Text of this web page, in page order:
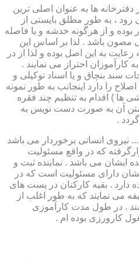
دفترخانه ها به عنوان اصلی ترین
، به طور مطلق بایستی از
و از هرگونه خدشه و یا فاصله
مصون باشد . لذا بر اساس این
به این اصل بوده و لذا از در
کارآموزان احتراز می نمایند .
سند بنچاق و یا اسناد توکیلی و
را دارد اینجانب به طور نمونه
ها ) اقدام به تنظیم چند فقره
متن آن به صورت دست نویس به
.
تعداد ........ نیروی انسانی برخوردار می باشد
که در واقع مسئولیت
ایشان می باشد . نماینده ثبت و
دارای مسئولیت است که در
دارد . بقیه کارکنان در پست های
می نمایند که به طور اغلب از
. در طول مدت کارآموزی
کارورزی بوده ام .